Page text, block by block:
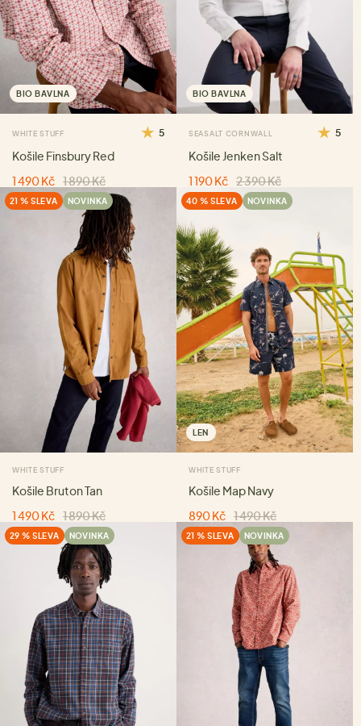
BIO BAVLNA
WHITE STUFF 5
Košile Finsbury Red
1 490 Kč 1 890 Kč
BIO BAVLNA
SEASALT CORNWALL 5
Košile Jenken Salt
1 190 Kč 2 390 Kč
21 % SLEVA NOVINKA
WHITE STUFF
Košile Bruton Tan
1 490 Kč 1 890 Kč
40 % SLEVA NOVINKA
LEN
WHITE STUFF
Košile Map Navy
890 Kč 1 490 Kč
29 % SLEVA NOVINKA 21 % SLEVA NOVINKA